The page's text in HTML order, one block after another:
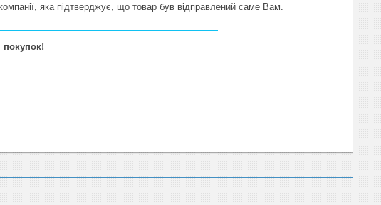
яка підтверджує, що товар був відправлений саме Вам.